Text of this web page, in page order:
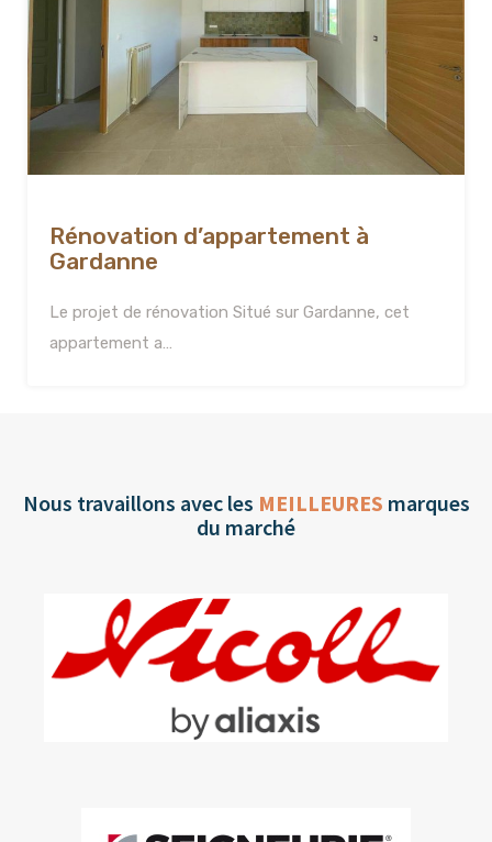
Rénovation d’appartement à
Gardanne
Le projet de rénovation Situé sur Gardanne, cet
appartement a…
Nous travaillons avec les MEILLEURES marques
du marché